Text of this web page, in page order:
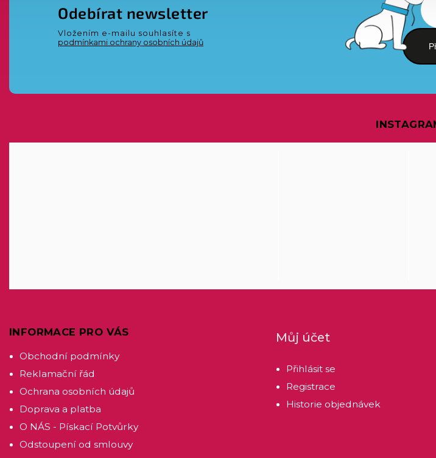
Odebírat newsletter
Vložením e-mailu souhlasíte s
podmínkami ochrany osobních údajů
INFORMACE PRO VÁS
Obchodní podmínky
Reklamační řád
Ochrana osobních údajů
Doprava a platba
O NÁS - Pískací Potvůrky
Odstoupení od smlouvy
Můj účet
Přihlásit se
Registrace
Historie objednávek